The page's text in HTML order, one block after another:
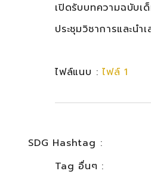
เปิดรับบทความฉบับ
ประชุมวิชาการและน
ไฟล์แนบ :ไฟล์ 1
SDG Hashtag :
Tag อื่นๆ :